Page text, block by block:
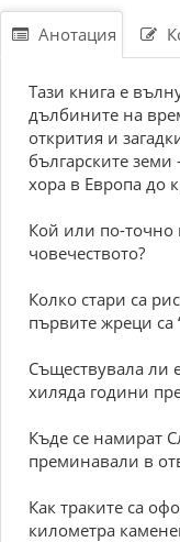
Анотация
Тази книга е
дълбините на
открития и
българските
хора в Европа до
Кой или по-точно
човечеството?
Колко стари са
първите жреци са
Съществувала ли
хиляда години
Къде се намират
преминавали в
Как траките са
километра